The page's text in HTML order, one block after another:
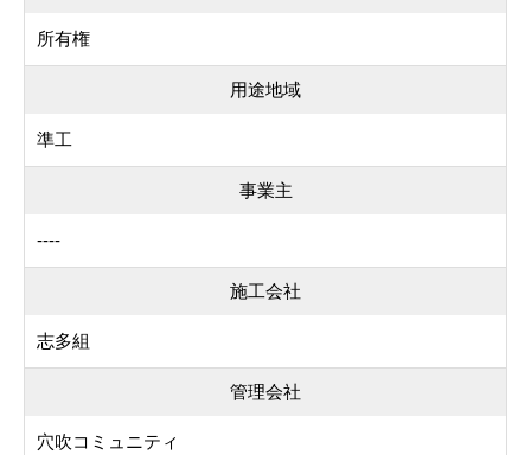
所有権
用途地域
準工
事業主
----
施工会社
志多組
管理会社
穴吹コミュニティ